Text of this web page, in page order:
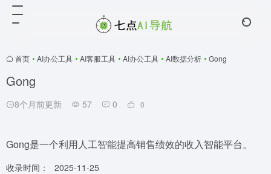
首页 • AI办公工具 • AI客服工具 • AI办公工具 • AI数据分析 • Gong
Gong
8个月前更新 57 0 0
Gong是一个利用人工智能提高销售绩效的收入智能平台。
收录时间： 2025-11-25